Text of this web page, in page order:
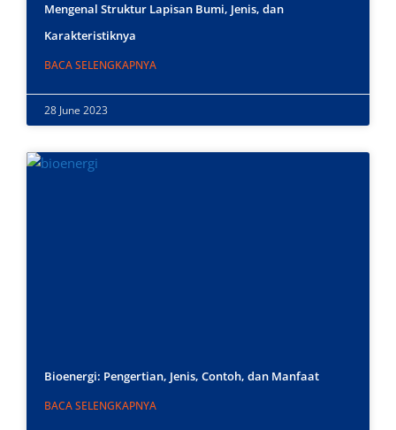
Mengenal Struktur Lapisan Bumi, Jenis, dan
Karakteristiknya
BACA SELENGKAPNYA
28 June 2023
Bioenergi: Pengertian, Jenis, Contoh, dan Manfaat
BACA SELENGKAPNYA